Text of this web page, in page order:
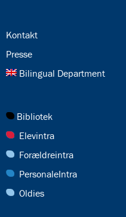
24.0:
Kontakt
25.0:
Presse
26.0:
Bilingual Department
27.0:
Bibliotek
28.0:
Elevintra
29.0:
Forældreintra
30.0:
PersonaleIntra
31.0:
Oldies